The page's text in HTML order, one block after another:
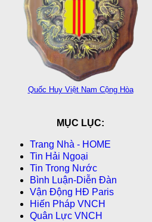
Quốc Huy Việt Nam Cộng Hòa
MỤC LỤC:
Trang Nhà - HOME
Tin Hải Ngoại
Tin Trong Nước
Bình Luận-Diễn Ðàn
Vận Động HĐ Paris
Hiến Pháp VNCH
Quân Lực VNCH